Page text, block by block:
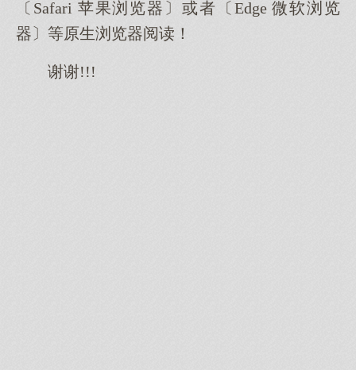
〔Safari 苹果浏览器〕或者〔Edge 微软浏览
器〕等原生浏览器阅读！
谢谢!!!